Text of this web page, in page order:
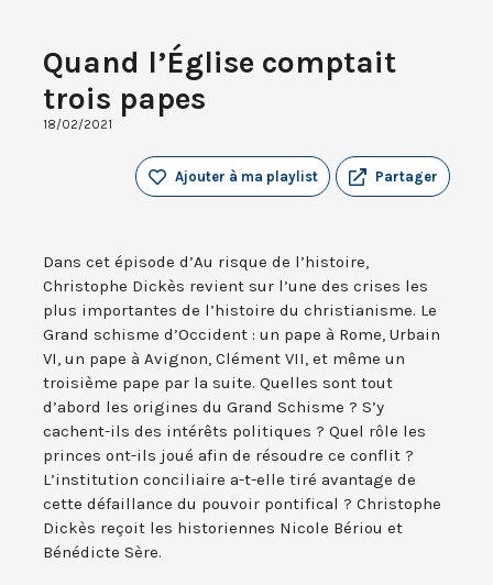
Quand l’Église comptait
trois papes
18/02/2021
Partager
Ajouter à ma playlist
Dans cet épisode d’Au risque de l’histoire,
Christophe Dickès revient sur l’une des crises les
plus importantes de l’histoire du christianisme. Le
Grand schisme d’Occident : un pape à Rome, Urbain
VI, un pape à Avignon, Clément VII, et même un
troisième pape par la suite. Quelles sont tout
d’abord les origines du Grand Schisme ? S’y
cachent-ils des intérêts politiques ? Quel rôle les
princes ont-ils joué afin de résoudre ce conflit ?
L’institution conciliaire a-t-elle tiré avantage de
cette défaillance du pouvoir pontifical ? Christophe
Dickès reçoit les historiennes Nicole Bériou et
Bénédicte Sère.